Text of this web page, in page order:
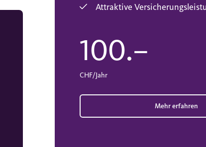
Attraktive
100.–
CHF/Jahr
Mehr erfahren